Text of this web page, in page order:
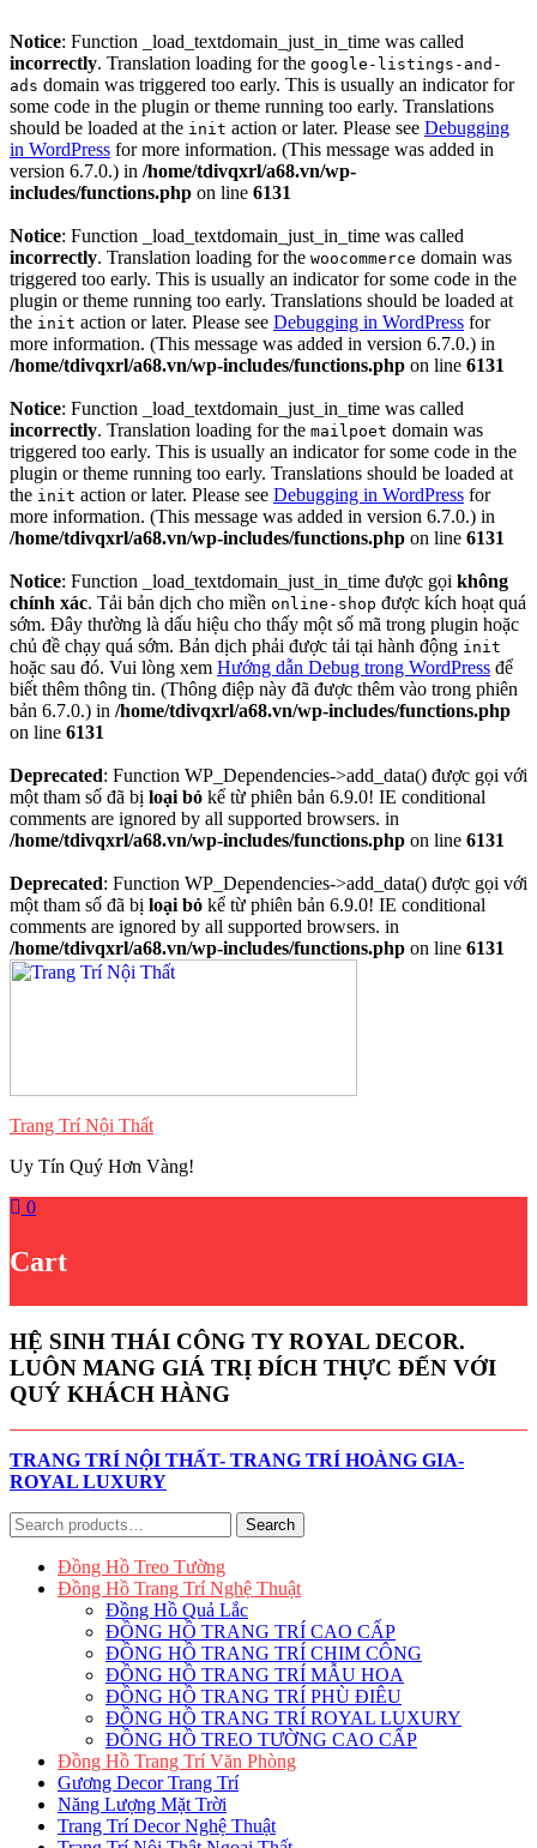
Notice: Function _load_textdomain_just_in_time was called
incorrectly. Translation loading for the google-listings-and-
ads domain was triggered too early. This is usually an indicator for
some code in the plugin or theme running too early. Translations
should be loaded at the init action or later. Please see Debugging
in WordPress for more information. (This message was added in
version 6.7.0.) in /home/tdivqxrl/a68.vn/wp-
includes/functions.php on line 6131
Notice: Function _load_textdomain_just_in_time was called
incorrectly. Translation loading for the woocommerce domain was
triggered too early. This is usually an indicator for some code in the
plugin or theme running too early. Translations should be loaded at
the init action or later. Please see Debugging in WordPress for
more information. (This message was added in version 6.7.0.) in
/home/tdivqxrl/a68.vn/wp-includes/functions.php on line 6131
Notice: Function _load_textdomain_just_in_time was called
incorrectly. Translation loading for the mailpoet domain was
triggered too early. This is usually an indicator for some code in the
plugin or theme running too early. Translations should be loaded at
the init action or later. Please see Debugging in WordPress for
more information. (This message was added in version 6.7.0.) in
/home/tdivqxrl/a68.vn/wp-includes/functions.php on line 6131
Notice: Function _load_textdomain_just_in_time được gọi không
chính xác. Tải bản dịch cho miền online-shop được kích hoạt quá
sớm. Đây thường là dấu hiệu cho thấy một số mã trong plugin hoặc
chủ đề chạy quá sớm. Bản dịch phải được tải tại hành động init
hoặc sau đó. Vui lòng xem Hướng dẫn Debug trong WordPress để
biết thêm thông tin. (Thông điệp này đã được thêm vào trong phiên
bản 6.7.0.) in /home/tdivqxrl/a68.vn/wp-includes/functions.php
on line 6131
Deprecated: Function WP_Dependencies->add_data() được gọi với
một tham số đã bị loại bỏ kể từ phiên bản 6.9.0! IE conditional
comments are ignored by all supported browsers. in
/home/tdivqxrl/a68.vn/wp-includes/functions.php on line 6131
Deprecated: Function WP_Dependencies->add_data() được gọi với
một tham số đã bị loại bỏ kể từ phiên bản 6.9.0! IE conditional
comments are ignored by all supported browsers. in
/home/tdivqxrl/a68.vn/wp-includes/functions.php on line 6131
Skip
Trang Trí Nội Thất
Uy Tín Quý Hơn Vàng!
0
Cart
HỆ SINH THÁI CÔNG TY ROYAL DECOR.
LUÔN MANG GIÁ TRỊ ĐÍCH THỰC ĐẾN VỚI
QUÝ KHÁCH HÀNG
TRANG TRÍ NỘI THẤT- TRANG TRÍ HOÀNG GIA-
ROYAL LUXURY
Search
for:
Search
Đồng Hồ Treo Tường
Đồng Hồ Trang Trí Nghệ Thuật
Đồng Hồ Quả Lắc
ĐỒNG HỒ TRANG TRÍ CAO CẤP
ĐỒNG HỒ TRANG TRÍ CHIM CÔNG
ĐỒNG HỒ TRANG TRÍ MẪU HOA
ĐỒNG HỒ TRANG TRÍ PHÙ ĐIÊU
ĐỒNG HỒ TRANG TRÍ ROYAL LUXURY
ĐỒNG HỒ TREO TƯỜNG CAO CẤP
Đồng Hồ Trang Trí Văn Phòng
Gương Decor Trang Trí
Năng Lượng Mặt Trời
Trang Trí Decor Nghệ Thuật